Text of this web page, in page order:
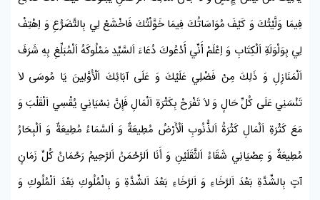
فِيمَا وَلَّيْتُكَ وَ كَيْفَ مُوَاسَاتُكَ فِيمَا خَوَّلْتُكَ فَاخْشَعْ لِي بِالتَّضَرُّعِ وَ اِهْتِفْ
لِي بِوَلْوَلَةِ اَلْكِتَابِ وَ اِعْلَمْ أَنِّي أَدْعُوكَ دُعَاءَ اَلسَّيِّدِ مَمْلُوكَهُ اَلْمُبَلِّغِ بِهِ شَرَفَ
اَلْمَنَازِلِ وَ ذَلِكَ مِنْ فَضْلِي عَلَيْكَ وَ عَلَى آبَائِكَ اَلْأَوَّلِينَ يَا مُوسَى لاَ
تَنْسَنِي عَلَى كُلِّ حَالٍ وَ لاَ تَفْرَحْ بِكَثْرَةِ اَلْمَالِ فَإِنَّ نِسْيَانِي يُقْسِي اَلْقَلْبَ وَ
مَعَ كَثْرَةِ اَلْمَالِ كَثْرَةُ اَلذُّنُوبِ اَلْأَرْضُ مُطِيعَةٌ وَ اَلسَّمَاءُ مُطِيعَةٌ وَ اَلْبِحَارُ
مُطِيعَةٌ وَ عِصْيَانِي شَقَاءُ اَلثَّقَلَيْنِ وَ أَنَا اَلرَّحْمَنُ اَلرَّحِيمُ رَحْمَانُ كُلِّ زَمَانٍ
آتٍ بِالشِّدَّةِ بَعْدَ اَلرَّخَاءِ وَ اَلرَّخَاءِ بَعْدَ اَلشِّدَّةِ وَ بِالْمُلُوكِ بَعْدَ اَلْمُلُوكِ وَ